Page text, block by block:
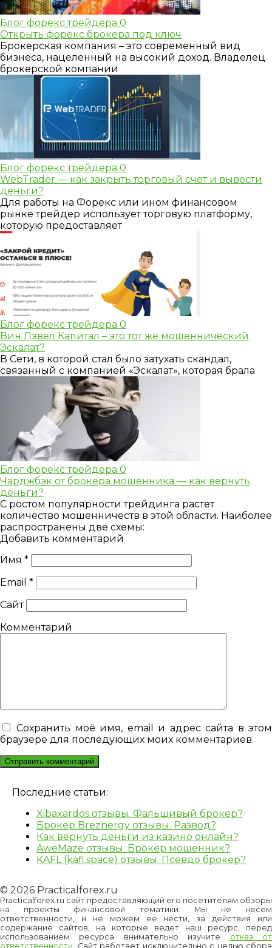
Блог форекс трейдера 0
Открыть форекс брокера под ключ
Брокерская компания – это современный вид
бизнеса, нацеленный на высокий доход. Владелец
брокерской компании
Блог форекс трейдера 0
WebTrader — как закрыть торговый счет и вывести
деньги?
Для работы на Форекс или ином финансовом
рынке трейдер использует торговую платформу,
которую предоставляет
Блог форекс трейдера 0
Вин Лэвел Капитал – это тот же мошеннический
Эскалат?
В Сети, в которой стал было затухать скандал,
связанный с компанией «Эскалат», которая брала
Блог форекс трейдера 0
Чарджбэк от брокера мошенника — как вернуть
деньги?
С ростом популярности трейдинга растет
количество мошенничеств в этой области. Наиболее
распространены две схемы:
Добавить комментарий
Имя *
Email *
Сайт
Комментарий
Сохранить моё имя, email и адрес сайта в этом
браузере для последующих моих комментариев.
Последние статьи:
Xibaxardos отзывы. Фальшивый брокер?
Брокер Breznergy отзывы. Развод?
Как вернуть деньги из казино онлайн?
AweMaze отзывы. Брокер мошенник?
KAFL (kafl.space) отзывы. Псевдо брокер?
© 2026 Practicalforex.ru
Practicalforex.ru сайт предоставляющий его посетителям обзоры
на проекты финансовой тематики. Мы не несем
ответственности, и не можем ее нести, за действия или
содержание сайтов, на которые ведет наш ресурс, перед
использованием ресурса внимательно изучите отказ от
ответственности . Сайт работает исключительно с целью сбора